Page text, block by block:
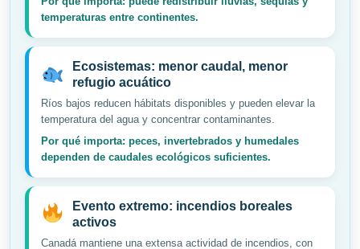
temperaturas entre continentes.
Ecosistemas: menor caudal, menor
refugio acuático
Ríos bajos reducen hábitats disponibles y pueden elevar la
temperatura del agua y concentrar contaminantes.
Por qué importa: peces, invertebrados y humedales
dependen de caudales ecológicos suficientes.
Evento extremo: incendios boreales
activos
Canadá mantiene una extensa actividad de incendios, con